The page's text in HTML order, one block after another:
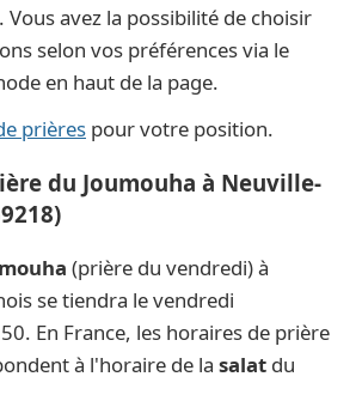
Vous avez la possibilité de choisir
selon vos préférences via le
en haut de la page.
prières pour votre position.
du Joumouha à Neuville-
(prière du vendredi) à
se tiendra le vendredi
En France, les horaires de prière
à l'horaire de la salat du